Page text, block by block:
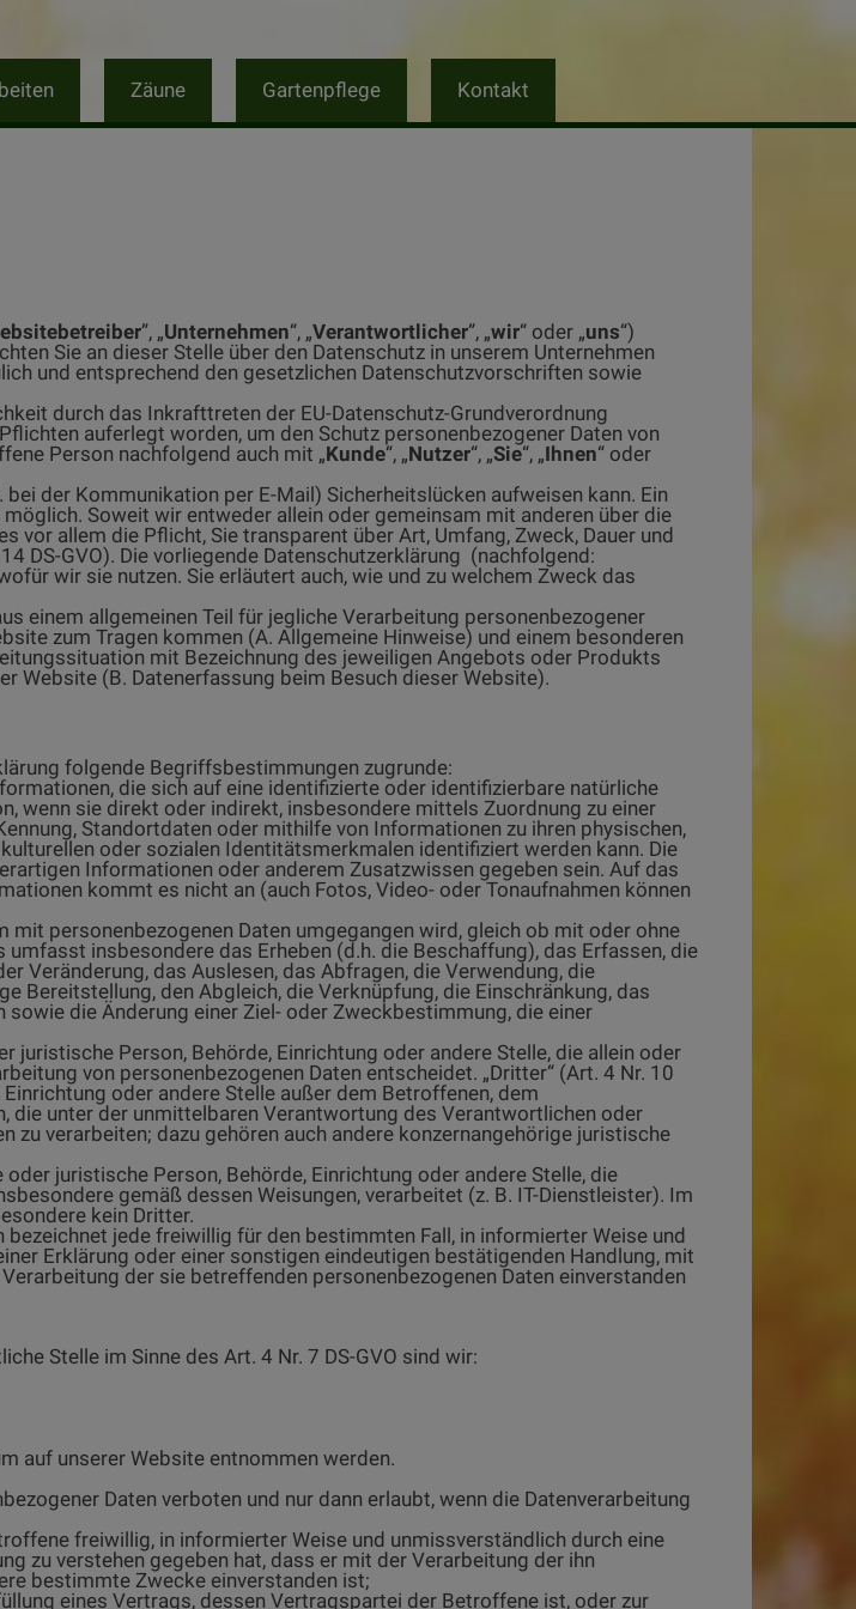
Zäune Gartenpflege Kontakt
”, „Unternehmen“, „Verantwortlicher”, „wir“ oder „uns“)
Sie an dieser Stelle über den Datenschutz in unserem Unternehmen
und entsprechend den gesetzlichen Datenschutzvorschriften sowie
durch das Inkrafttreten der EU-Datenschutz-Grundverordnung
auferlegt worden, um den Schutz personenbezogener Daten von
Person nachfolgend auch mit „Kunde“, „Nutzer“, „Sie“, „Ihnen“ oder
der Kommunikation per E-Mail) Sicherheitslücken aufweisen kann. Ein
Soweit wir entweder allein oder gemeinsam mit anderen über die
allem die Pflicht, Sie transparent über Art, Umfang, Zweck, Dauer und
DS-GVO). Die vorliegende Datenschutzerklärung (nachfolgend:
wir sie nutzen. Sie erläutert auch, wie und zu welchem Zweck das
einem allgemeinen Teil für jegliche Verarbeitung personenbezogener
zum Tragen kommen (A. Allgemeine Hinweise) und einem besonderen
mit Bezeichnung des jeweiligen Angebots oder Produkts
Website (B. Datenerfassung beim Besuch dieser Website).
folgende Begriffsbestimmungen zugrunde:
die sich auf eine identifizierte oder identifizierbare natürliche
wenn sie direkt oder indirekt, insbesondere mittels Zuordnung zu einer
Standortdaten oder mithilfe von Informationen zu ihren physischen,
oder sozialen Identitätsmerkmalen identifiziert werden kann. Die
Informationen oder anderem Zusatzwissen gegeben sein. Auf das
kommt es nicht an (auch Fotos, Video- oder Tonaufnahmen können
mit personenbezogenen Daten umgegangen wird, gleich ob mit oder ohne
insbesondere das Erheben (d.h. die Beschaffung), das Erfassen, die
Veränderung, das Auslesen, das Abfragen, die Verwendung, die
Bereitstellung, den Abgleich, die Verknüpfung, die Einschränkung, das
die Änderung einer Ziel- oder Zweckbestimmung, die einer
juristische Person, Behörde, Einrichtung oder andere Stelle, die allein oder
von personenbezogenen Daten entscheidet. „Dritter“ (Art. 4 Nr. 10
oder andere Stelle außer dem Betroffenen, dem
die unter der unmittelbaren Verantwortung des Verantwortlichen oder
verarbeiten; dazu gehören auch andere konzernangehörige juristische
oder juristische Person, Behörde, Einrichtung oder andere Stelle, die
gemäß dessen Weisungen, verarbeitet (z. B. IT-Dienstleister). Im
kein Dritter.
bezeichnet jede freiwillig für den bestimmten Fall, in informierter Weise und
Erklärung oder einer sonstigen eindeutigen bestätigenden Handlung, mit
der sie betreffenden personenbezogenen Daten einverstanden
Stelle im Sinne des Art. 4 Nr. 7 DS-GVO sind wir:
auf unserer Website entnommen werden.
Daten verboten und nur dann erlaubt, wenn die Datenverarbeitung
freiwillig, in informierter Weise und unmissverständlich durch eine
zu verstehen gegeben hat, dass er mit der Verarbeitung der ihn
bestimmte Zwecke einverstanden ist;
eines Vertrags, dessen Vertragspartei der Betroffene ist, oder zur